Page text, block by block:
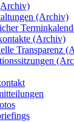
(Archiv)
(Archiv)
Transparenz